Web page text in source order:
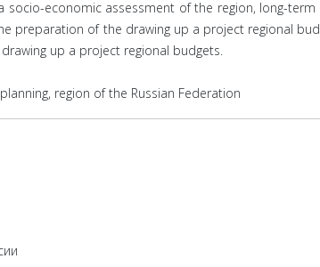
economic assessment of the region, long-
preparation of the drawing up a project regional
up a project regional budgets.
region of the Russian Federation